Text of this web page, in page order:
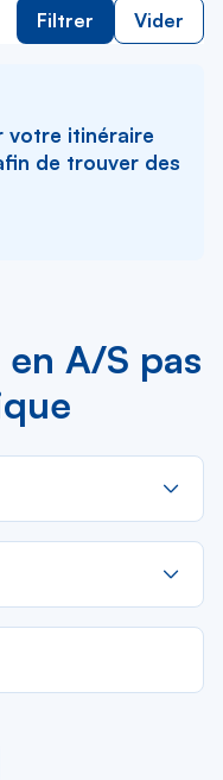
Filtrer Vider
votre itinéraire
de trouver des
A/S pas